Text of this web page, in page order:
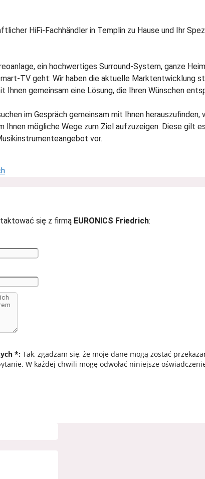
HiFi-Fachhändler in Templin zu Hause und Ihr
ein hochwertiges Surround-System, ganze
TV geht: Wir haben die aktuelle Marktentwicklung
gemeinsam eine Lösung, die Ihren Wünschen
im Gespräch gemeinsam mit Ihnen
Ihnen mögliche Wege zum Ziel aufzuzeigen. Diese gilt
vor.
się z firmą EURONICS Friedrich:
*: Tak, zgadzam się, że moje dane mogą zostać
W każdej chwili mogę odwołać niniejsze